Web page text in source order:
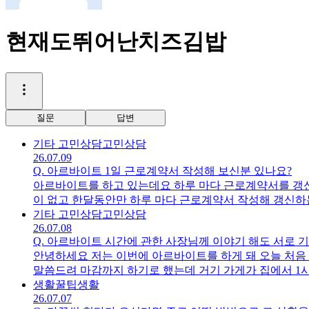
현재도뛰어난치즈김밥
질문 답변
기타 고민상담고민상담
26.07.09
Q. 아르바이트 1일 근로계약서 작성해 보신분 있나요?
아르바이트를 하고 있는데요 하루 마다 근로계약서를
이 없고 한달동안만 하루 마다 근로계약서 작성해 갱신
기타 고민상담고민상담
26.07.08
Q. 아르바이트 시간에 관한 사장님께 이야기 해도 서로
안녕하세요 저는 이번에 아르바이트를 하게 돼 오늘 처
말씀드려 마감까지 하기로 했는데 거기 가게가 집에서
도 첫 출근이라 떨리지만 시간때가 집에 가면 너무 시간
려고 합니다 민폐일까요? 사장님 제가 너무 돈이 부족
생활꿀팁생활
26.07.07